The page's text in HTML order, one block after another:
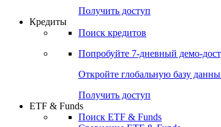
Попробуйте7-дневный
Откройте глобальную базу данных
Получить доступ
Кредиты
Поиск кредитов
Попробуйте7-дневный
Откройте глобальную базу данных